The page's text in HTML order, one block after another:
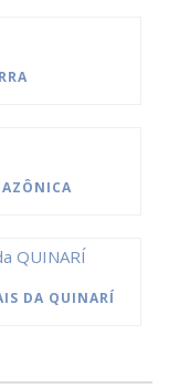
DA QUINARÍ